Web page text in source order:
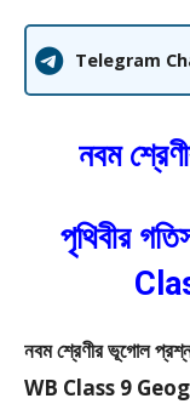
Telegram
নবম
পৃথিবীর
নবম শ্রেণীর ভূগোল
WB Class 9